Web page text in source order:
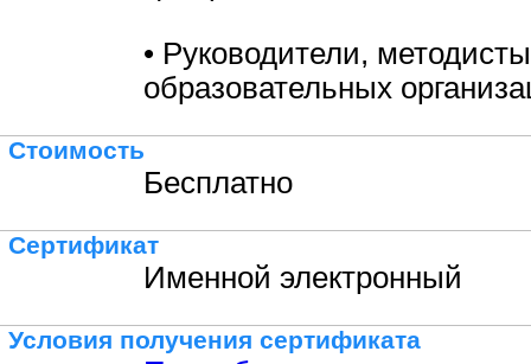
• Руководители,
образовательных
Стоимость
Бесплатно
Сертификат
Именной электронный
Условия получения сертификата